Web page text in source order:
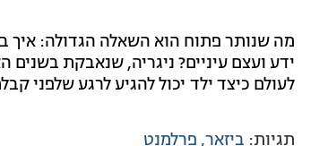
מה שנותר פתוח הוא השאלה הגדולה: איך
ידע ועצם עיניים? ניגריה, שנאבקת
לעולם כיצד ילד יכול להגיע לרגע שלפני
תגיות: ביזאר פרלמנט